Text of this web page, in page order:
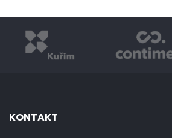
KONTAKT